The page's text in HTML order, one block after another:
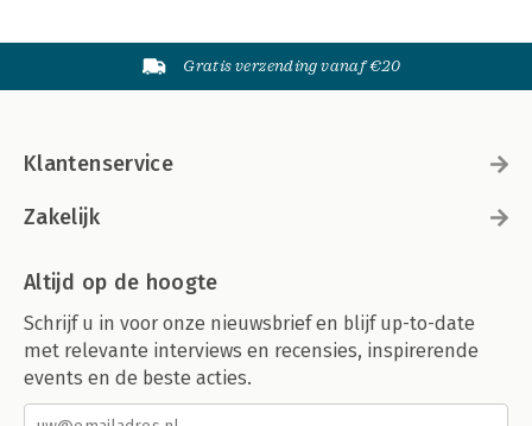
Gratis verzending vanaf €20
Klantenservice
Zakelijk
Altijd op de hoogte
Schrijf u in voor onze nieuwsbrief en blijf up-to-date
met relevante interviews en recensies, inspirerende
events en de beste acties.